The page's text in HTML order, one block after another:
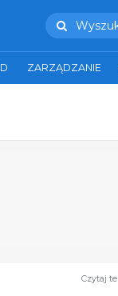
ZARZĄDZANIE
Czytaj